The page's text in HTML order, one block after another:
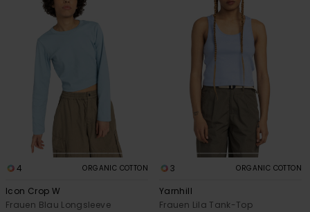
4 ORGANIC COTTON
Icon Crop W
Frauen Blau Longsleeve
3 ORGANIC COTTON
Yarnhill
Frauen Lila Tank-Top